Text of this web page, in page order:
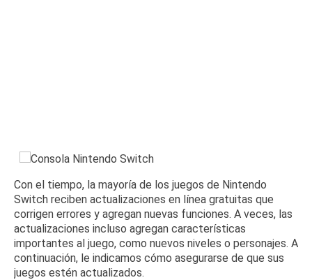
Con el tiempo, la mayoría de los juegos de Nintendo
Switch reciben actualizaciones en línea gratuitas que
corrigen errores y agregan nuevas funciones. A veces, las
actualizaciones incluso agregan características
importantes al juego, como nuevos niveles o personajes. A
continuación, le indicamos cómo asegurarse de que sus
juegos estén actualizados.